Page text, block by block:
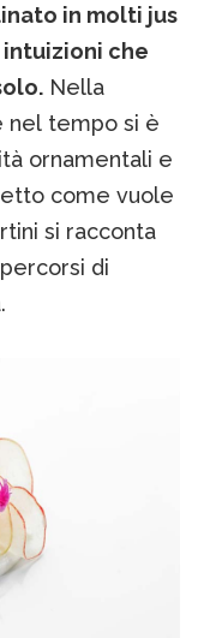
in molti jus
che
Nella
nel tempo si è
ornamentali e
come vuole
si racconta
di